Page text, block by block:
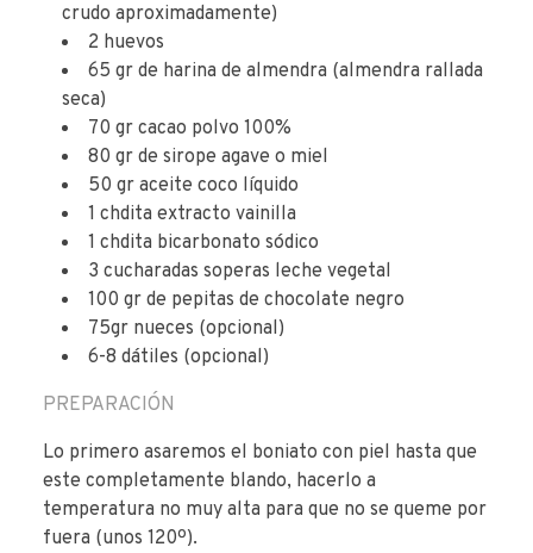
crudo aproximadamente)
2 huevos
65 gr de harina de almendra (almendra rallada
seca)
70 gr cacao polvo 100%
80 gr de sirope agave o miel
50 gr aceite coco líquido
1 chdita extracto vainilla
1 chdita bicarbonato sódico
3 cucharadas soperas leche vegetal
100 gr de pepitas de chocolate negro
75gr nueces (opcional)
6-8 dátiles (opcional)
PREPARACIÓN
Lo primero asaremos el boniato con piel hasta que
este completamente blando, hacerlo a
temperatura no muy alta para que no se queme por
fuera (unos 120º).